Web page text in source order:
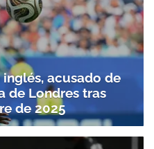
acusado de
de Londres tras
de 2025